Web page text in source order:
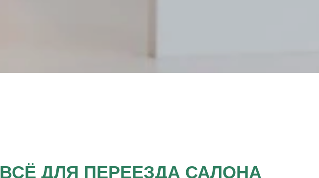
ВСЁ ДЛЯ ПЕРЕЕЗДА САЛОНА